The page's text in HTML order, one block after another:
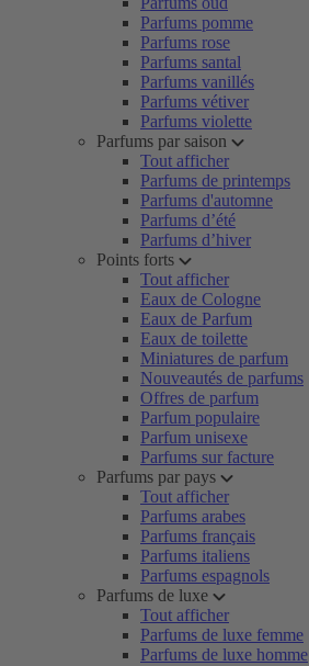
Parfums pomme
Parfums rose
Parfums santal
Parfums vanillés
Parfums vétiver
Parfums violette
Parfums par saison
Tout afficher
Parfums de printemps
Parfums d'automne
Parfums d’été
Parfums d’hiver
Points forts
Tout afficher
Eaux de Cologne
Eaux de Parfum
Eaux de toilette
Miniatures de parfum
Nouveautés de parfums
Offres de parfum
Parfum populaire
Parfum unisexe
Parfums sur facture
Parfums par pays
Tout afficher
Parfums arabes
Parfums français
Parfums italiens
Parfums espagnols
Parfums de luxe
Tout afficher
Parfums de luxe femme
Parfums de luxe homme